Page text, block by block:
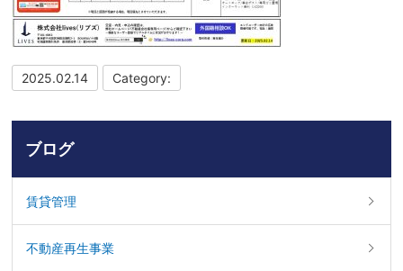
2025.02.14 Category:
ブログ
賃貸管理
不動産再生事業